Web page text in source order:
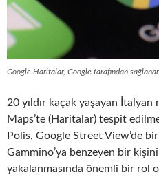
Google Haritalar, Google tarafından
20 yıldır kaçak yaşayan
Maps’te (Haritalar) tespit
Polis, Google Street View’de
Gammino’ya benzeyen bir
yakalanmasında önemli bir rol